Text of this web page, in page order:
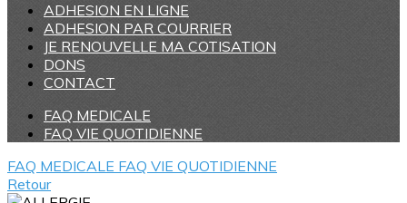
ADHESION EN LIGNE
ADHESION PAR COURRIER
JE RENOUVELLE MA COTISATION
DONS
CONTACT
FAQ MEDICALE
FAQ VIE QUOTIDIENNE
FAQ MEDICALE FAQ VIE QUOTIDIENNE
Retour